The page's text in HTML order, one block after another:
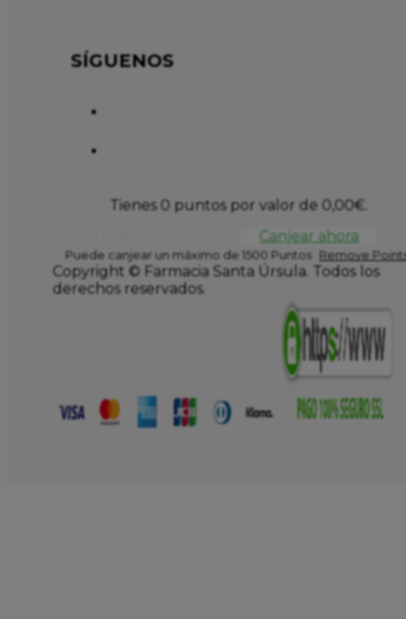
SÍGUENOS
Tienes 0 puntos por valor de 0,00€.
Canjear ahora
Puede canjear un máximo de 1500 Puntos Remove
Copyright © Farmacia Santa Úrsula. Todos los
derechos reservados.